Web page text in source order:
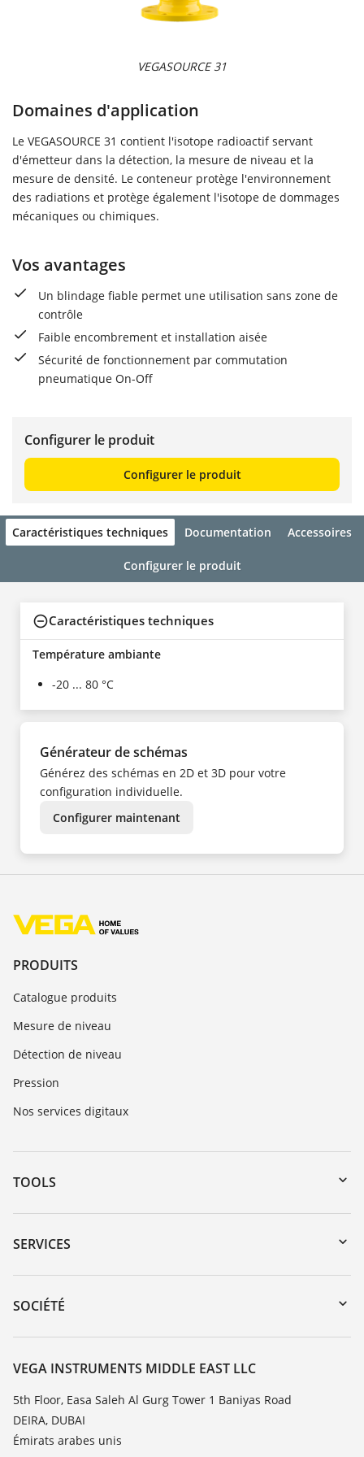
VEGASOURCE 31
Domaines d'application
Le VEGASOURCE 31 contient l'isotope radioactif servant
d'émetteur dans la détection, la mesure de niveau et la
mesure de densité. Le conteneur protège l'environnement
des radiations et protège également l'isotope de dommages
mécaniques ou chimiques.
Vos avantages
Un blindage fiable permet une utilisation sans zone de
contrôle
Faible encombrement et installation aisée
Sécurité de fonctionnement par commutation
pneumatique On-Off
Configurer le produit
Configurer le produit
Caractéristiques techniques Documentation Accessoires
Configurer le produit
Caractéristiques techniques
Température ambiante
-20 ... 80 °C
Générateur de schémas
Générez des schémas en 2D et 3D pour votre
configuration individuelle.
Configurer maintenant
PRODUITS
Catalogue produits
Mesure de niveau
Détection de niveau
Pression
Nos services digitaux
TOOLS
Téléchargements
Recherche par numéro de série
DTM Collection/PACTware
SERVICES
Retour d'appareil
Formations
TeamViewer
SOCIÉTÉ
À propos de VEGA
Contact
News
Presse
Blog
VEGA INSTRUMENTS MIDDLE EAST LLC
5th Floor, Easa Saleh Al Gurg Tower 1 Baniyas Road
DEIRA, DUBAI
Émirats arabes unis